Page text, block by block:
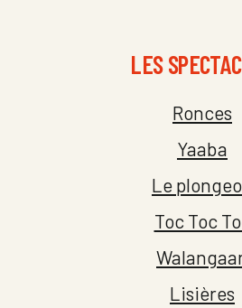
LES
Ronces
Yaaba
Le
Toc Toc
Lisières